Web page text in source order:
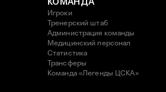
Игроки
Тренерский штаб
Администрация команды
Медицинский персонал
Статистика
Трансферы
Команда «Легенды ЦСКА»